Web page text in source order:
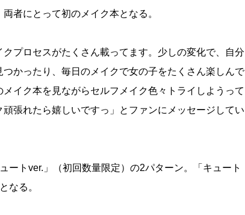
者にとって初のメイク本となる。
プロセスがたくさん載ってます。少しの変化で、自分
かったり、毎日のメイクで女の子をたくさん楽しんで
イク本を見ながらセルフメイク色々トライしようって
張れたら嬉しいですっ」とファンにメッセージしてい
ートver.」（初回数量限定）の2パターン。「キュート
なる。